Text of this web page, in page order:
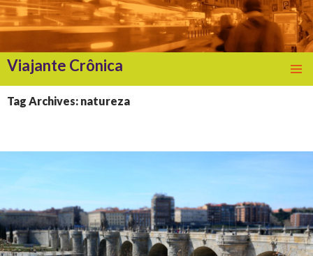
Viajante Crônica
TO
CONTENT
Tag Archives: natureza